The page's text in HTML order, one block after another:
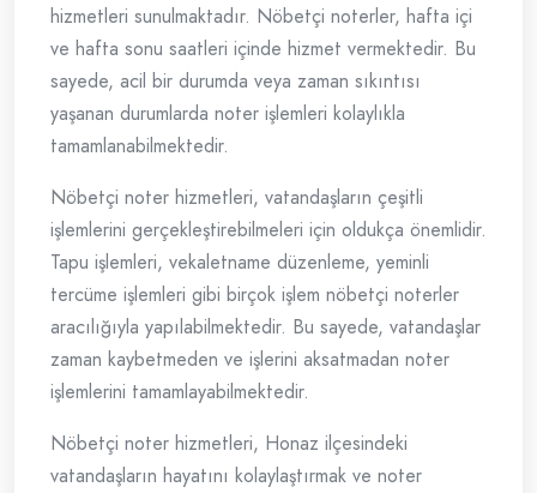
hizmetleri sunulmaktadır. Nöbetçi noterler, hafta içi
ve hafta sonu saatleri içinde hizmet vermektedir. Bu
sayede, acil bir durumda veya zaman sıkıntısı
yaşanan durumlarda noter işlemleri kolaylıkla
tamamlanabilmektedir.
Nöbetçi noter hizmetleri, vatandaşların çeşitli
işlemlerini gerçekleştirebilmeleri için oldukça önemlidir.
Tapu işlemleri, vekaletname düzenleme, yeminli
tercüme işlemleri gibi birçok işlem nöbetçi noterler
aracılığıyla yapılabilmektedir. Bu sayede, vatandaşlar
zaman kaybetmeden ve işlerini aksatmadan noter
işlemlerini tamamlayabilmektedir.
Nöbetçi noter hizmetleri, Honaz ilçesindeki
vatandaşların hayatını kolaylaştırmak ve noter